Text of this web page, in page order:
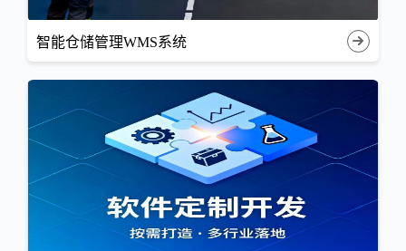
智能仓储管理WMS系统